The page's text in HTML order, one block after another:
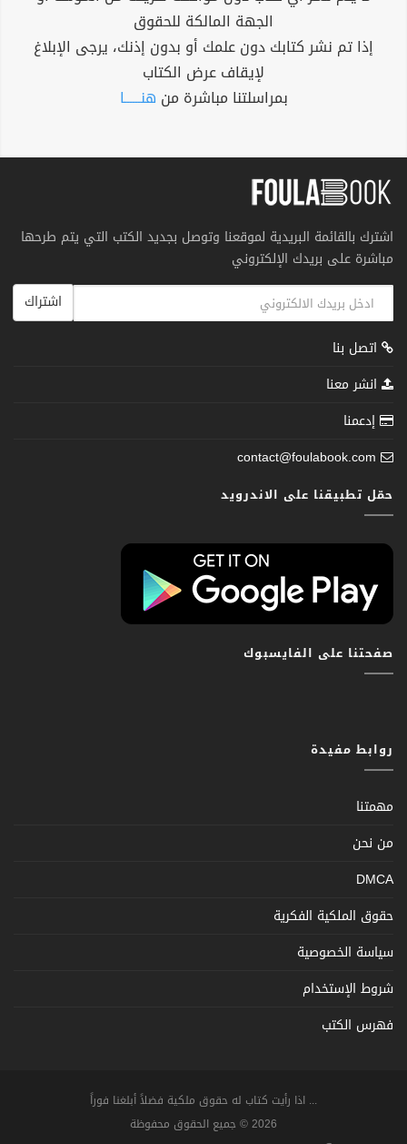
الجهة المالكة للحقوق
إذا تم نشر كتابك دون علمك أو بدون إذنك، يرجى الإبلاغ
لإيقاف عرض الكتاب
بمراسلتنا مباشرة من هنــــــا
اشترك بالقائمة البريدية لموقعنا وتوصل بجديد الكتب التي يتم طرحها
مباشرة على بريدك الإلكتروني
اشتراك
اتصل بنا
انشر معنا
إدعمنا
contact@foulabook.com
حمّل تطبيقنا على الاندرويد
صفحتنا على الفايسبوك
روابط مفيدة
مهمتنا
من نحن
DMCA
حقوق الملكية الفكرية
سياسة الخصوصية
شروط الإستخدام
فهرس الكتب
... اذا رأيت كتاب له حقوق ملكية فضلاً أبلغنا فوراً
2026 © جميع الحقوق محفوظة